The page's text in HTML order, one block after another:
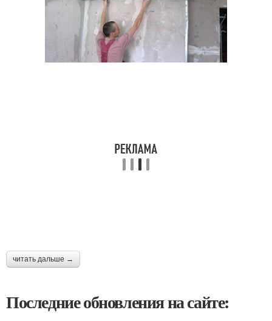
читать дальше →
Последние обновления на сайте: